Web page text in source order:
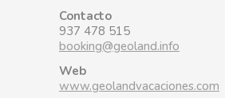
Contacto
937 478 515
booking@geoland.info
Web
www.geolandvacaciones.com